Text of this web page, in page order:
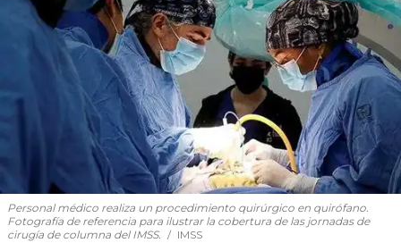
Personal médico realiza un procedimiento quirúrgico en quirófano.
Fotografía de referencia para ilustrar la cobertura de las jornadas de
cirugía de columna del IMSS.
IMSS